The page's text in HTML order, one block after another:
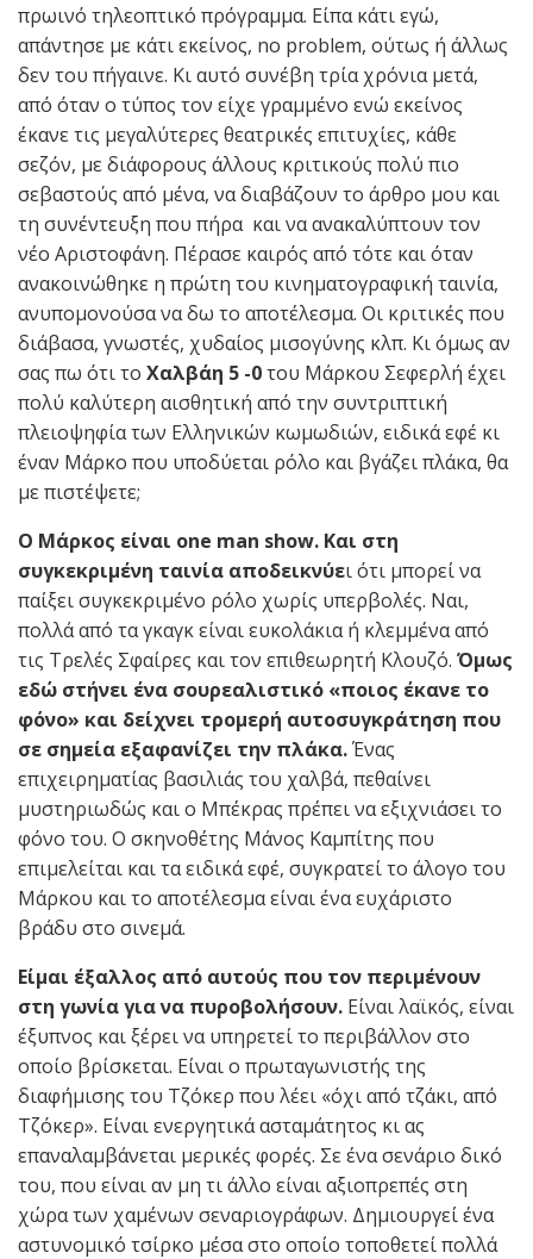
πρωινό τηλεοπτικό πρόγραμμα. Είπα κάτι εγώ,
απάντησε με κάτι εκείνος, no problem, ούτως ή άλλως
δεν του πήγαινε. Κι αυτό συνέβη τρία χρόνια μετά,
από όταν ο τύπος τον είχε γραμμένο ενώ εκείνος
έκανε τις μεγαλύτερες θεατρικές επιτυχίες, κάθε
σεζόν, με διάφορους άλλους κριτικούς πολύ πιο
σεβαστούς από μένα, να διαβάζουν το άρθρο μου και
τη συνέντευξη που πήρα και να ανακαλύπτουν τον
νέο Αριστοφάνη. Πέρασε καιρός από τότε και όταν
ανακοινώθηκε η πρώτη του κινηματογραφική ταινία,
ανυπομονούσα να δω το αποτέλεσμα. Οι κριτικές που
διάβασα, γνωστές, χυδαίος μισογύνης κλπ. Κι όμως αν
σας πω ότι το Χαλβάη 5 -0του Μάρκου Σεφερλή έχει
πολύ καλύτερη αισθητική από την συντριπτική
πλειοψηφία των Ελληνικών κωμωδιών, ειδικά εφέ κι
έναν Μάρκο που υποδύεται ρόλο και βγάζει πλάκα, θα
με πιστέψετε;
Ο Μάρκος είναι one man show. Kαι στη
συγκεκριμένη ταινία αποδεικνύει ότι μπορεί να
παίξει συγκεκριμένο ρόλο χωρίς υπερβολές. Ναι,
πολλά από τα γκαγκ είναι ευκολάκια ή κλεμμένα από
τις Τρελές Σφαίρες και τον επιθεωρητή Κλουζό. Όμως
εδώ στήνει ένα σουρεαλιστικό «ποιος έκανε το
φόνο» και δείχνει τρομερή αυτοσυγκράτηση που
σε σημεία εξαφανίζει την πλάκα.Ένας
επιχειρηματίας βασιλιάς του χαλβά, πεθαίνει
μυστηριωδώς και ο Μπέκρας πρέπει να εξιχνιάσει το
φόνο του. Ο σκηνοθέτης Μάνος Καμπίτης που
επιμελείται και τα ειδικά εφέ, συγκρατεί το άλογο του
Μάρκου και το αποτέλεσμα είναι ένα ευχάριστο
βράδυ στο σινεμά.
Είμαι έξαλλος από αυτούς που τον περιμένουν
στη γωνία για να πυροβολήσουν. Είναι λαϊκός, είναι
έξυπνος και ξέρει να υπηρετεί το περιβάλλον στο
οποίο βρίσκεται. Είναι ο πρωταγωνιστής της
διαφήμισης του Τζόκερ που λέει «όχι από τζάκι, από
Τζόκερ». Είναι ενεργητικά ασταμάτητος κι ας
επαναλαμβάνεται μερικές φορές. Σε ένα σενάριο δικό
του, που είναι αν μη τι άλλο είναι αξιοπρεπές στη
χώρα των χαμένων σεναριογράφων. Δημιουργεί ένα
αστυνομικό τσίρκο μέσα στο οποίο τοποθετεί πολλά